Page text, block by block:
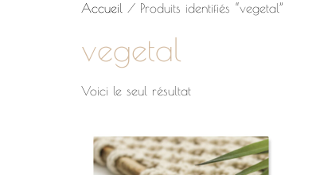
Accueil / Produits identifiés “vegetal”
vegetal
Voici le seul résultat